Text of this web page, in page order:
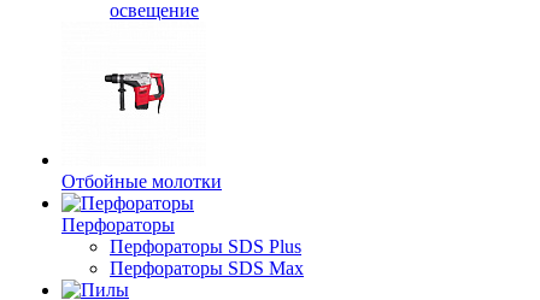
освещение
Отбойные молотки
Перфораторы
Перфораторы SDS Plus
Перфораторы SDS Max